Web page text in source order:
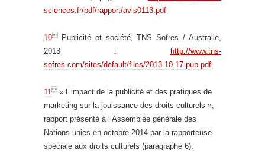
sciences.fr/pdf/rapport/avis0113.pdf
10
Publicité et société, TNS Sofres / Australie,
2013 :
http://www.tns-
sofres.com/sites/default/files/2013.10.17-pub.pdf
11  « L’impact de la publicité et des pratiques de
marketing sur la jouissance des droits culturels »,
rapport présenté à l’Assemblée générale des
Nations unies en octobre 2014 par la rapporteuse
spéciale aux droits culturels (paragraphe 6).